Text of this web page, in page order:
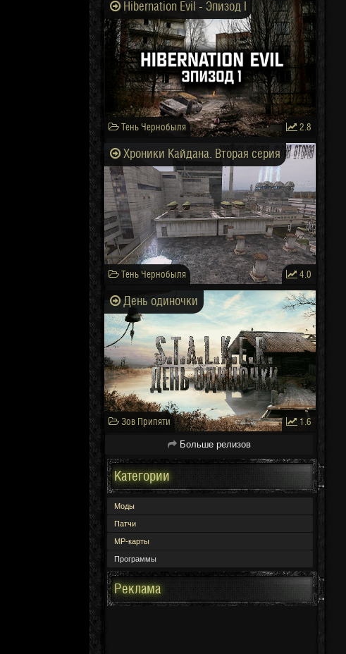
Hibernation Evil - Эпизод I
Тень Чернобыля 2.8
Хроники Кайдана. Вторая серия
Тень Чернобыля 4.0
День одиночки
Зов Припяти 1.6
Больше релизов
Категории
Моды
Патчи
МР-карты
Программы
Реклама